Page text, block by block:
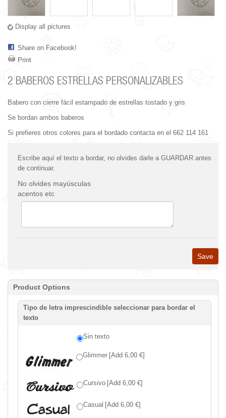
Display all pictures
Share on Facebook!
Print
2 BABEROS ESTRELLAS PERSONALIZABLES
Babero con cierre fácil estampado de estrellas tostado y gris
Se bordan ambos baberos
Si prefieres otros colores para el bordado contacta en el 662 114 161
Escribe aquí el texto a bordar, no olvides darle a GUARDAR antes
de continuar.
No olvides mayúsculas
acentos etc
Product Options
Tipo de letra imprescindible seleccionar para bordar el
texto
Sin texto
Glimmer [Add 6,00 €]
Cursivo [Add 6,00 €]
Casual [Add 6,00 €]